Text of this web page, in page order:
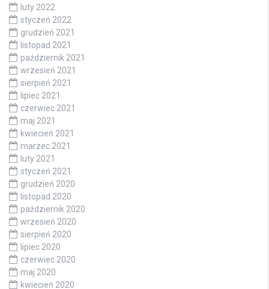
luty 2022
styczeń 2022
grudzień 2021
listopad 2021
październik 2021
wrzesień 2021
sierpień 2021
lipiec 2021
czerwiec 2021
maj 2021
kwiecień 2021
marzec 2021
luty 2021
styczeń 2021
grudzień 2020
listopad 2020
październik 2020
wrzesień 2020
sierpień 2020
lipiec 2020
czerwiec 2020
maj 2020
kwiecień 2020